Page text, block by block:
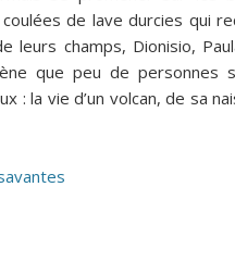
de lave durcies qui
champs, Dionisio,
que peu de personnes
la vie d’un volcan, de sa